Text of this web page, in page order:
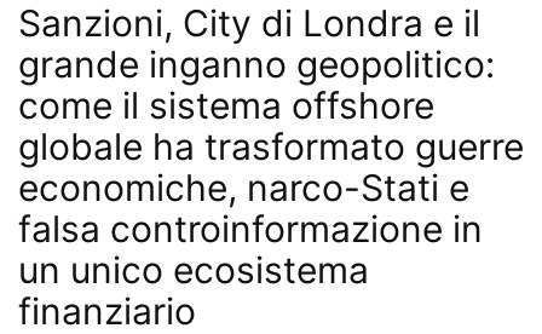
Sanzioni, City di Londra e il
grande inganno geopolitico:
come il sistema offshore
globale ha trasformato guerre
economiche, narco-Stati e
falsa controinformazione in
un unico ecosistema
finanziario